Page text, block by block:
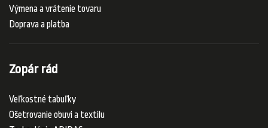
Výmena a vrátenie tovaru
Doprava a platba
Zopár rád
Veľkostné tabuľky
Ošetrovanie obuvi a textilu